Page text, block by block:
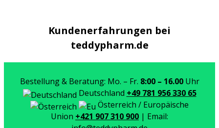
Kundenerfahrungen bei
teddypharm.de
Bestellung & Beratung: Mo. – Fr. 8:00 – 16.00Uhr
Deutschland +49 781 956 330 65
Österreich / Europäische
Union +421 907 310 900 | Email: